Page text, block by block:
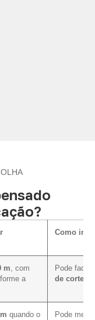
Como
m , com
a
Pode
de corte e
quando o
Pode